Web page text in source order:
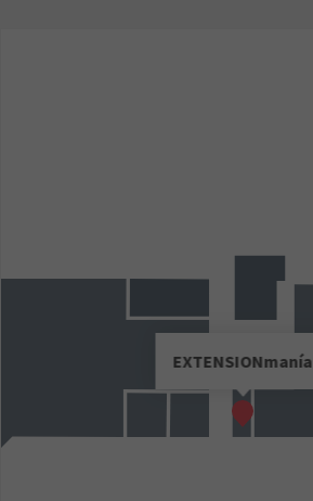
EXTENSIONmanía